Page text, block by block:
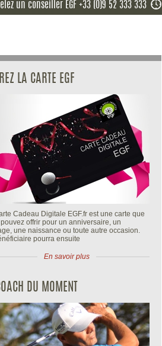
un conseiller EGF +33 (0)9 52 333 333
LA CARTE EGF
Cadeau Digitale EGF.fr est une carte que
offrir pour un anniversaire, un
une naissance ou toute autre occasion.
pourra ensuite
En savoir plus
DU MOMENT